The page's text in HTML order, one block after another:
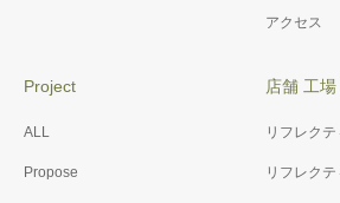
アクセス
Project
ALL
Propose
店舗 工
リフレク
リフレク